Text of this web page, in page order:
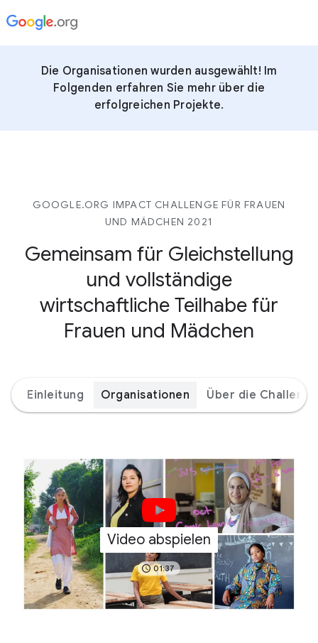
Die Organisationen wurden ausgewählt! Im
Folgenden erfahren Sie mehr über die
erfolgreichen Projekte.
GOOGLE.ORG IMPACT CHALLENGE FÜR FRAUEN
UND MÄDCHEN 2021
Gemeinsam für Gleichstellung
und vollständige
wirtschaftliche Teilhabe für
Frauen und Mädchen
Einleitung Organisationen Über die Challenge
Video abspielen
01:37